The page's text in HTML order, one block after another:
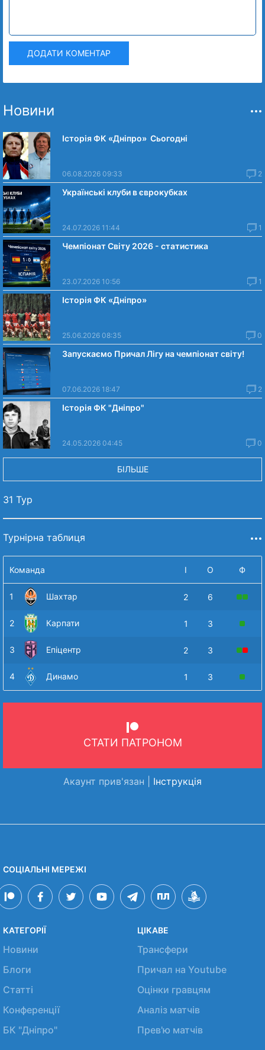
ДОДАТИ КОМЕНТАР
Новини
Історія ФК «Дніпро» Сьогодні
06.08.2026 09:33 2
Українські клуби в єврокубках
24.07.2026 11:44 1
Чемпіонат Світу 2026 - статистика
23.07.2026 10:56 1
Історія ФК «Дніпро»
25.06.2026 08:35 0
Запускаємо Причал Лігу на чемпіонат світу!
07.06.2026 18:47 2
Історія ФК "Дніпро"
24.05.2026 04:45 0
БІЛЬШЕ
31 Тур
Турнірна таблиця
Команда І О Ф
1 Шахтар 2 6
2 Карпати 1 3
3 Епіцентр 2 3
4 Динамо 1 3
СТАТИ ПАТРОНОМ
Акаунт прив'язан | Інструкція
СОЦІАЛЬНІ МЕРЕЖІ
КАТЕГОРІЇ
Новини
Блоги
Статті
Конференції
БК "Дніпро"
ЦІКАВЕ
Трансфери
Причал на Youtube
Оцінки гравцям
Аналіз матчів
Прев'ю матчів